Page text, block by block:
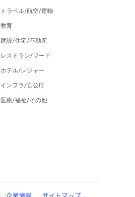
トラベル/航空/運輸
教育
建設/住宅/不動産
レストラン/フード
ホテル/レジャー
インフラ/官公庁
医療/福祉/その他